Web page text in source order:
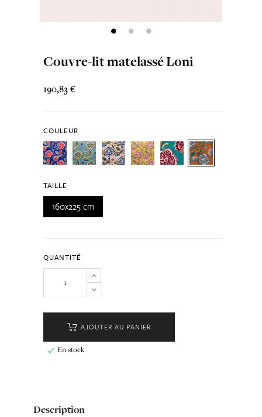
Couvre-lit matelassé Loni
190,83 €
COULEUR
TAILLE
160x225 cm
QUANTITÉ
AJOUTER AU PANIER
 En stock
Description